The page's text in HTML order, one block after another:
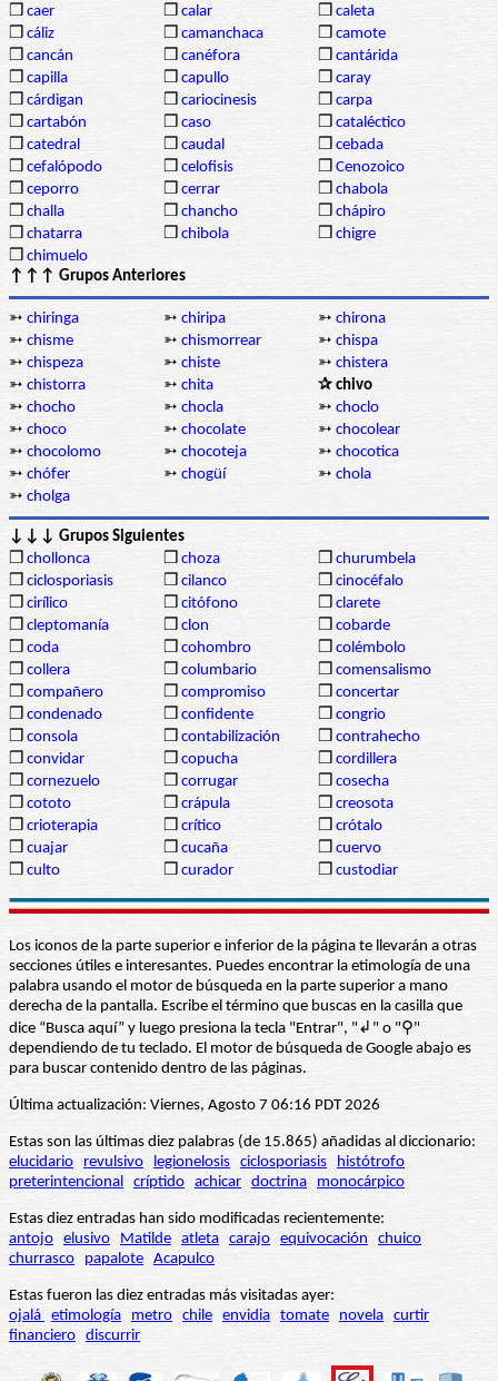
❒ caer ❒ calar ❒ caleta
❒ cáliz ❒ camanchaca ❒ camote
❒ cancán ❒ canéfora ❒ cantárida
❒ capilla ❒ capullo ❒ caray
❒ cárdigan ❒ cariocinesis ❒ carpa
❒ cartabón ❒ caso ❒ cataléctico
❒ catedral ❒ caudal ❒ cebada
❒ cefalópodo ❒ celofisis ❒ Cenozoico
❒ ceporro ❒ cerrar ❒ chabola
❒ challa ❒ chancho ❒ chápiro
❒ chatarra ❒ chibola ❒ chigre
❒ chimuelo
↑↑↑ Grupos Anteriores
➳ chiringa ➳ chiripa ➳ chirona
➳ chisme ➳ chismorrear ➳ chispa
➳ chispeza ➳ chiste ➳ chistera
➳ chistorra ➳ chita
✰ chivo
➳ chocho ➳ chocla ➳ choclo
➳ choco ➳ chocolate ➳ chocolear
➳ chocolomo ➳ chocoteja ➳ chocotica
➳ chófer ➳ chogüí ➳ chola
➳ cholga
↓↓↓ Grupos Siguientes
❒ chollonca ❒ choza ❒ churumbela
❒ ciclosporiasis ❒ cilanco ❒ cinocéfalo
❒ cirílico ❒ citófono ❒ clarete
❒ cleptomanía ❒ clon ❒ cobarde
❒ coda ❒ cohombro ❒ colémbolo
❒ collera ❒ columbario ❒ comensalismo
❒ compañero ❒ compromiso ❒ concertar
❒ condenado ❒ confidente ❒ congrio
❒ consola ❒ contabilización ❒ contrahecho
❒ convidar ❒ copucha ❒ cordillera
❒ cornezuelo ❒ corrugar ❒ cosecha
❒ cototo ❒ crápula ❒ creosota
❒ crioterapia ❒ crítico ❒ crótalo
❒ cuajar ❒ cucaña ❒ cuervo
❒ culto ❒ curador ❒ custodiar
Los iconos de la parte superior e inferior de la página te llevarán a otras
secciones útiles e interesantes. Puedes encontrar la etimología de una
palabra usando el motor de búsqueda en la parte superior a mano
derecha de la pantalla. Escribe el término que buscas en la casilla que
dice “Busca aquí” y luego presiona la tecla "Entrar", "↲" o "⚲"
dependiendo de tu teclado. El motor de búsqueda de Google abajo es
para buscar contenido dentro de las páginas.
Última actualización: Viernes, Agosto 7 06:16 PDT 2026
Estas son las últimas diez palabras (de 15.865) añadidas al diccionario:
elucidario
revulsivo legionelosis ciclosporiasis
histótrofo
preterintencional críptido achicar doctrina monocárpico
Estas diez entradas han sido modificadas recientemente:
antojo elusivo Matilde atleta carajo equivocación
chuico
churrasco
papalote Acapulco
Estas fueron las diez entradas más visitadas ayer:
ojalá etimología metro chile envidia tomate novela curtir
financiero discurrir